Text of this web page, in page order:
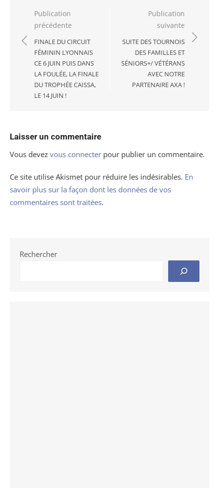
Navigation
l’article
Publication
précédente
FINALE DU CIRCUIT
FÉMININ LYONNAIS
CE 6 JUIN PUIS DANS
LA FOULÉE, LA FINALE
DU TROPHÉE CAISSA,
LE 14 JUIN !
Publication
suivante
SUITE DES TOURNOIS
DES FAMILLES ET
SÉNIORS+/ VÉTÉRANS
AVEC NOTRE
PARTENAIRE AXA !
Laisser un commentaire
Vous devez vous connecter pour publier un commentaire.
Ce site utilise Akismet pour réduire les indésirables. En
savoir plus sur la façon dont les données de vos
commentaires sont traitées.
Rechercher